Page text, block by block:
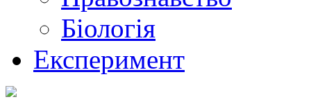
Біологія
Експеримент